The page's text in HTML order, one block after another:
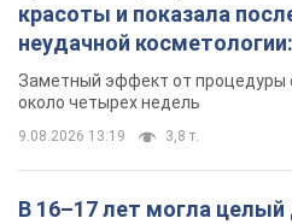
красоты и показала
неудачной
так почти месяц
Заметный эффект от процедуры
около четырех недель
9.08.2026 13:19 3,8 т.
В 16–17 лет могла целый